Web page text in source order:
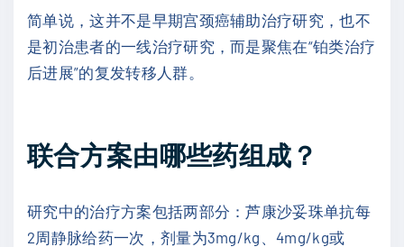
简单说，这并不是早期宫颈癌辅助治疗研究，也不
是初治患者的一线治疗研究，而是聚焦在“铂类治疗
后进展”的复发转移人群。
联合方案由哪些药组成？
研究中的治疗方案包括两部分：芦康沙妥珠单抗每
2周静脉给药一次，剂量为3mg/kg、4mg/kg或